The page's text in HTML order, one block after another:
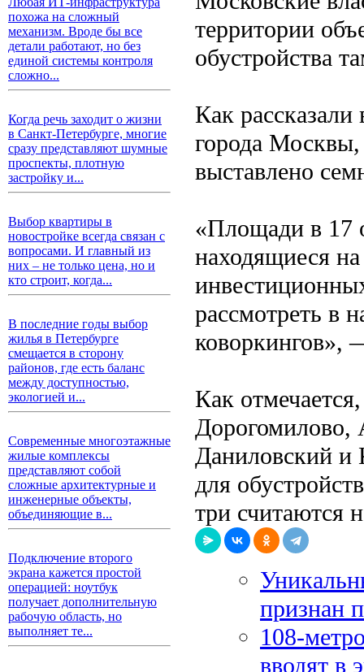
похожа на сложный
механизм. Вроде бы все
детали работают, но без
единой системы контроля
сложно...
Когда речь заходит о жизни
в Санкт-Петербурге, многие
сразу представляют шумные
проспекты, плотную
застройку и...
Выбор квартиры в
новостройке всегда связан с
вопросами. И главный из
них – не только цена, но и
кто строит, когда...
В последние годы выбор
жилья в Петербурге
смещается в сторону
районов, где есть баланс
между доступностью,
экологией и...
Современные многоэтажные
жилые комплексы
представляют собой
сложные архитектурные и
инженерные объекты,
объединяющие в...
Подключение второго
экрана кажется простой
операцией: ноутбук
получает дополнительную
рабочую область, но
выполняет те...
территории
обустройства
Как
города
выставлено
«Площади в 17
находящиеся
рассмотреть в
коворкингов»,
Как
Дорогомилово,
Даниловский и
для
три считаются
признан
108-
вводят в